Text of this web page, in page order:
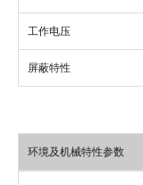
工作电压
屏蔽特性
环境及机械特性参数